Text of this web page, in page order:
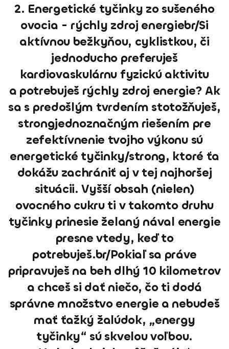
2. Energetické tyčinky zo sušeného
ovocia - rýchly zdroj energiebr/Si
aktívnou bežkyňou, cyklistkou, či
jednoducho preferuješ
kardiovaskulárnu fyzickú aktivitu
a potrebuješ rýchly zdroj energie? Ak
sa s predošlým tvrdením stotožňuješ,
strongjednoznačným riešením pre
zefektívnenie tvojho výkonu sú
energetické tyčinky/strong, ktoré ťa
dokážu zachrániť aj v tej najhoršej
situácii. Vyšší obsah (nielen)
ovocného cukru ti v takomto druhu
tyčinky prinesie želaný nával energie
presne vtedy, keď to
potrebuješ.br/Pokiaľ sa práve
pripravuješ na beh dlhý 10 kilometrov
a chceš si dať niečo, čo ti dodá
správne množstvo energie a nebudeš
mať ťažký žalúdok, „energy
tyčinky“ sú skvelou voľbou.